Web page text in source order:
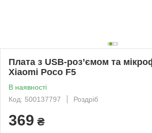
Плата з USB-роз’ємом та
Xiaomi Poco F5
В наявності
Код: 500137797
Роздріб
369 ₴